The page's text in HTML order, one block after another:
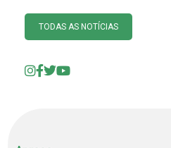
TODAS AS NOTÍCIAS